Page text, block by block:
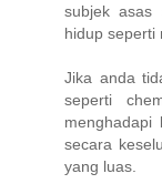
subjek asas
hidup seperti
Jika anda
seperti
menghadapi
secara
yang luas.